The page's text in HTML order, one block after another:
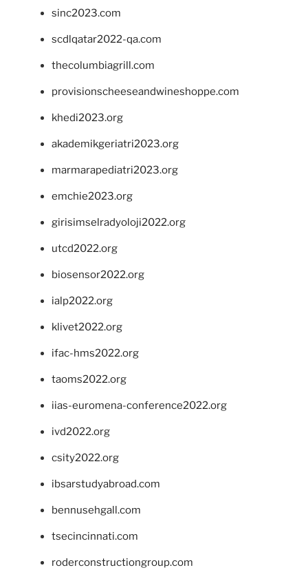
sinc2023.com
scdlqatar2022-qa.com
thecolumbiagrill.com
provisionscheeseandwineshoppe.com
khedi2023.org
akademikgeriatri2023.org
marmarapediatri2023.org
emchie2023.org
girisimselradyoloji2022.org
utcd2022.org
biosensor2022.org
ialp2022.org
klivet2022.org
ifac-hms2022.org
taoms2022.org
iias-euromena-conference2022.org
ivd2022.org
csity2022.org
ibsarstudyabroad.com
bennusehgall.com
tsecincinnati.com
roderconstructiongroup.com